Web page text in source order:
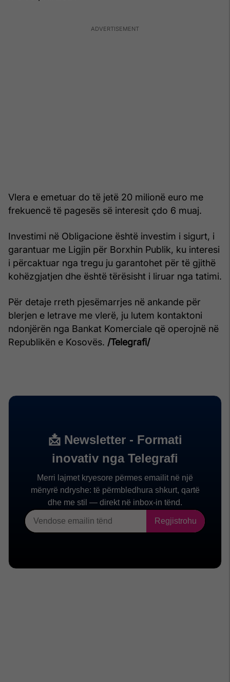
Vlera e emetuar do të jetë 20 milionë euro me
frekuencë të pagesës së interesit çdo 6 muaj.
Investimi në Obligacione është investim i sigurt, i
garantuar me Ligjin për Borxhin Publik, ku interesi
i përcaktuar nga tregu ju garantohet për të gjithë
kohëzgjatjen dhe është tërësisht i liruar nga tatimi.
Për detaje rreth pjesëmarrjes në ankande për
blerjen e letrave me vlerë, ju lutem kontaktoni
ndonjërën nga Bankat Komerciale që operojnë në
Republikën e Kosovës. /Telegrafi/